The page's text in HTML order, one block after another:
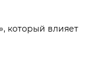
который влияет